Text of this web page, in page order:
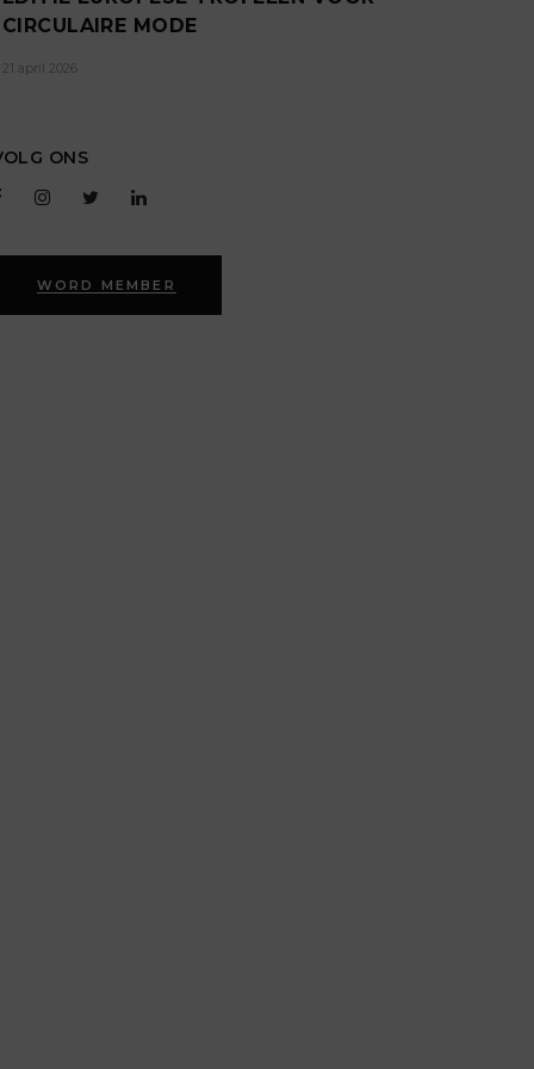
CIRCULAIRE MODE
21 april 2026
VOLG ONS
WORD MEMBER